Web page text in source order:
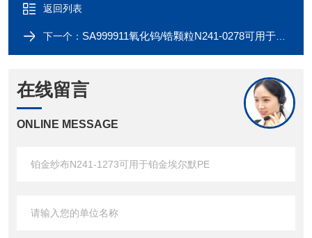
返回列表
下一个： SA999911氧化钨/锆颗粒N241-0278可用于铂金埃尔默PE
在线留言
ONLINE MESSAGE